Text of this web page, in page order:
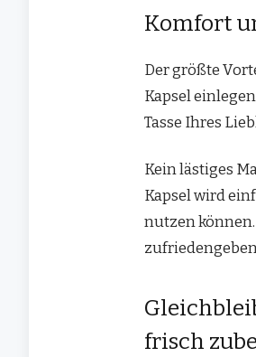
Komfort
Der größte
Kapsel
Tasse Ihres
Kein lästiges
Kapsel wird
nutzen
frisch